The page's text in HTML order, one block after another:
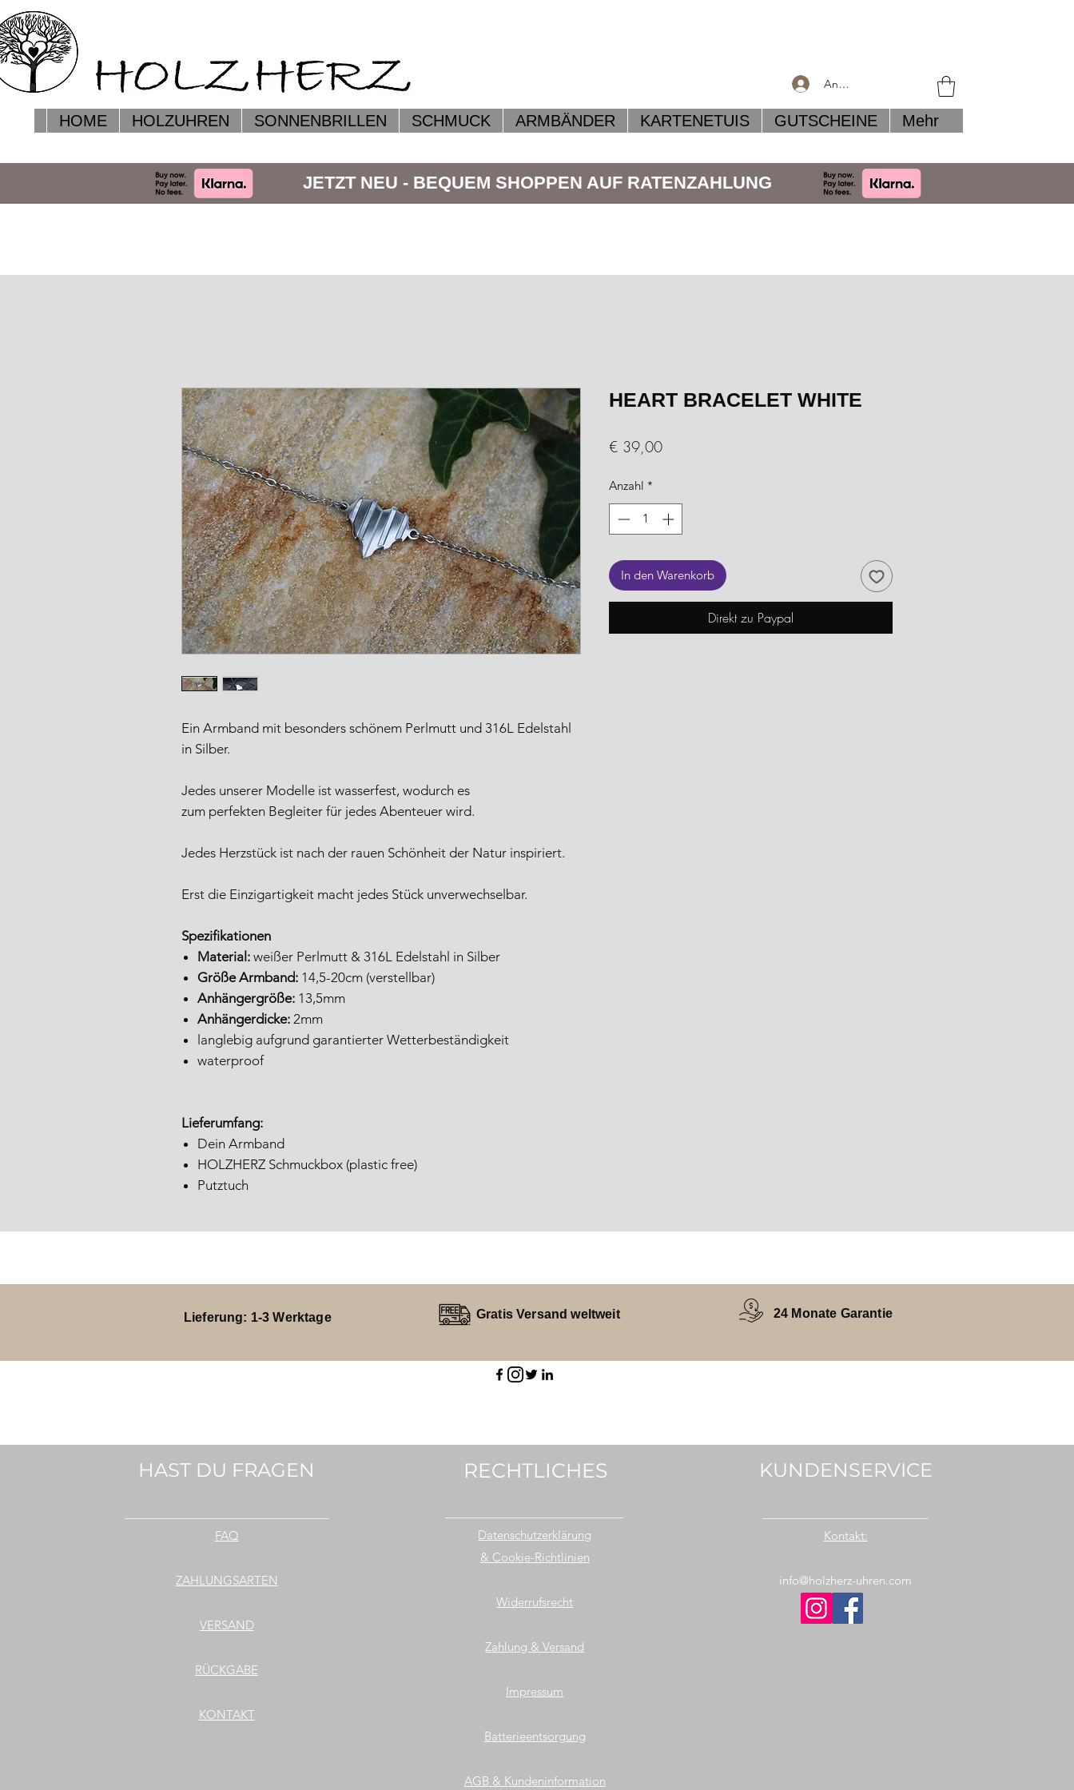
Anmelden
HOME HOLZUHREN SONNENBRILLEN SCHMUCK ARMBÄNDER KARTENETUIS GUTSCHEINE Mehr
JETZT NEU - BEQUEM SHOPPEN AUF RATENZAHLUNG
Ein Armband mit besonders schönem Perlmutt und 316L Edelstahl
in Silber.
Jedes unserer Modelle ist wasserfest, wodurch es
zum perfekten Begleiter für jedes Abenteuer wird.
Jedes Herzstück ist nach der rauen Schönheit der Natur inspiriert.
Erst die Einzigartigkeit macht jedes Stück unverwechselbar.
Spezifikationen
Material: weißer Perlmutt & 316L Edelstahl in Silber
Größe Armband: 14,5-20cm (verstellbar)
Anhängergröße: 13,5mm
Anhängerdicke: 2mm
langlebig aufgrund garantierter Wetterbeständigkeit
waterproof
Lieferumfang:
Dein Armband
HOLZHERZ Schmuckbox (plastic free)
Putztuch
HEART BRACELET WHITE
€ 39,00Preis
Anzahl *
In den Warenkorb
Direkt zu Paypal
Lieferung: 1-3 Werktage Gratis Versand weltweit 24 Monate Garantie
HAST DU FRAGEN
FAQ
ZAHLUNGSARTEN
VERSAND
RÜCKGABE
KONTAKT
RECHTLICHES
Datenschutzerklärung
& Cookie-Richtlinien
Widerrufsrecht
Zahlung & Versand
Impressum
Batterieentsorgung
AGB & Kundeninformation
KUNDENSERVICE
Kontakt:
info@holzherz-uhren.com